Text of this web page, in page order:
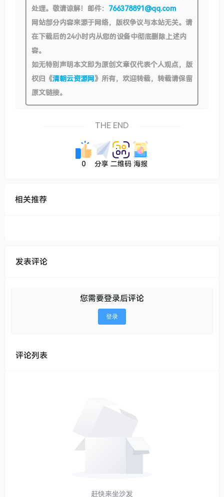
处理。敬请谅解！邮件： 766378891@qq.com
网站部分内容来源于网络，版权争议与本站无关。请
在下载后的24小时内从您的设备中彻底删除上述内
容。
如无特别声明本文即为原创文章仅代表个人观点，版
权归《清朝云资源网》所有，欢迎转载，转载请保留
原文链接。
THE END
0 分享 二维码 海报
相关推荐
发表评论
您需要登录后评论
登录
评论列表
赶快来坐沙发